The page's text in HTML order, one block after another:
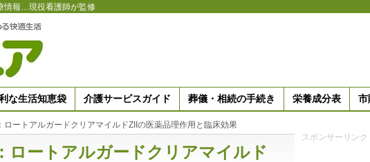
情報…現役看護師が監修
な生活知恵袋 介護サービスガイド 葬儀・相続の手続き 栄養成分表 市
ロートアルガードクリアマイルドZIIの医薬品理作用と臨床効果
ロートアルガードクリアマイルド
スポンサーリンク